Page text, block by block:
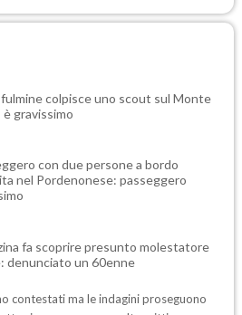
fulmine colpisce uno scout sul Monte
è gravissimo
con due persone a bordo
nel Pordenonese: passeggero
fa scoprire presunto molestatore
denunciato un 60enne
contestati ma le indagini proseguono